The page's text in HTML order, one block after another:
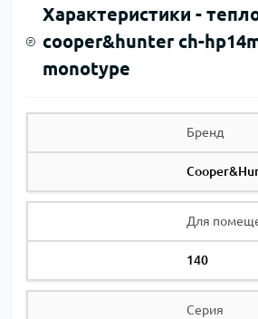
Характеристики -
cooper&hunter ch-
monotype
Бренд
Для
140
Серия